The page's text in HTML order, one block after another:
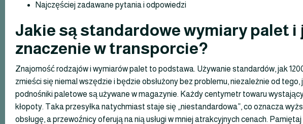
Najczęściej zadawane pytania i odpowiedzi
Jakie są standardowe wymiary palet i
znaczenie w transporcie?
Znajomość rodzajów i wymiarów palet to podstawa. Używanie standardów, jak
zmieści się niemal wszędzie i będzie obsłużony bez problemu, niezależnie od
podnośniki paletowe są używane w magazynie. Każdy centymetr towaru
kłopoty. Taka przesyłka natychmiast staje się „niestandardowa”, co oznacza
obsługę, a przewoźnicy oferują na nią usługi w mniej atrakcyjnych cenach.